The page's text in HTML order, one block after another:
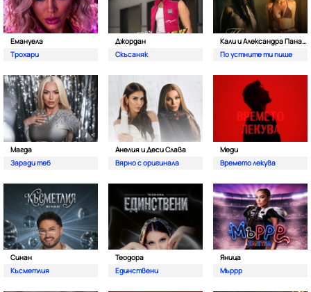
Емануела
Трохари
Джордан
Скъсаняк
Кали и Александра Панайотова
По устните ти пише
Магда
Заради теб
Анелия и Деси Слава
Вярно с оригинала
Меди
Времето лекува
Синан
Късметлия
Теодора
Единствени
Яница
Мъррр